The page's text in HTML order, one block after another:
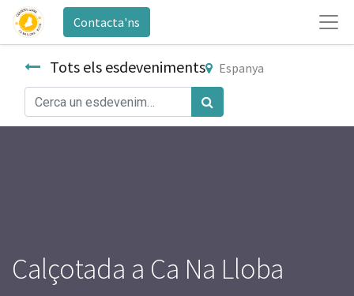
Contacta'ns
Tots els esdeveniments Espanya
Calçotada a Ca Na Lloba